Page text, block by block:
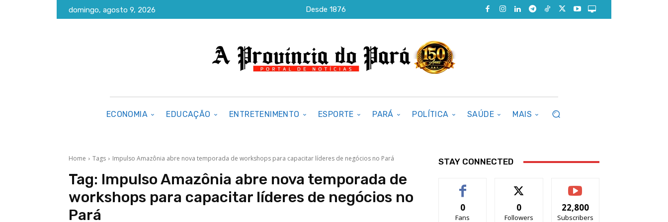
domingo, agosto 9, 2026 Desde 1876
ECONOMIA EDUCAÇÃO ENTRETENIMENTO ESPORTE PARÁ POLÍTICA SAÚDE MAIS
Home Tags Impulso Amazônia abre nova temporada de workshops para capacitar líderes de negócios no Pará
Tag: Impulso Amazônia abre nova temporada de
workshops para capacitar líderes de negócios no
Pará
STAY CONNECTED
0
Fans
0
Followers
22,800
Subscribers